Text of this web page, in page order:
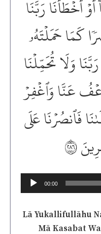
أَخۡطَأۡنَاۚ رَبَّنَا
كَمَا حَمَلۡتَهُۥ
وَلَا تُحَمِّلۡنَا
عَنَّا وَٱغۡفِرۡ
فَٱنصُرۡنَا عَلَى
٢٨٦
Audio
Player
00:00
Lā Yukallifullāhu
Mā Kasabat